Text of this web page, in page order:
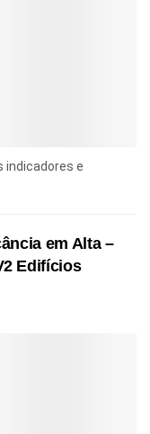
indicadores e
em Alta –
Edifícios